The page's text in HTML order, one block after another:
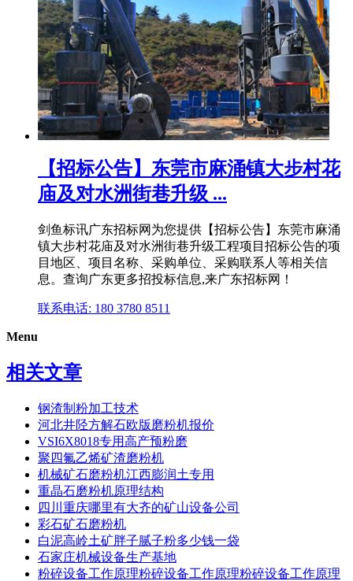
【招标公告】东莞市麻涌镇大步村花
庙及对水洲街巷升级 ...
剑鱼标讯广东招标网为您提供【招标公告】东莞市麻涌
镇大步村花庙及对水洲街巷升级工程项目招标公告的项
目地区、项目名称、采购单位、采购联系人等相关信
息。查询广东更多招投标信息,来广东招标网！
联系电话: 180 3780 8511
Menu
相关文章
钢渣制粉加工技术
河北井陉方解石欧版磨粉机报价
VSI6X8018专用高产预粉磨
聚四氟乙烯矿渣磨粉机
机械矿石磨粉机江西膨润土专用
重晶石磨粉机原理结构
四川重庆哪里有大齐的矿山设备公司
彩石矿石磨粉机
白泥高岭土矿胖子腻子粉多少钱一袋
石家庄机械设备生产基地
粉碎设备工作原理粉碎设备工作原理粉碎设备工作原理